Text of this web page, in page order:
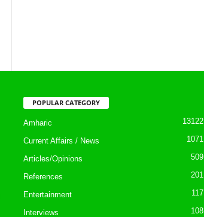
POPULAR CATEGORY
Amharic 13122
Current Affairs / News 1071
Articles/Opinions 509
References 201
Entertainment 117
Interviews 108